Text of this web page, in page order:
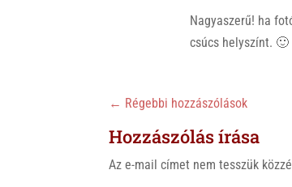
Nagyaszerű! ha
csúcs helyszínt.
← Régebbi hozzászólások
Hozzászólás írása
Az e-mail címet nem tesszük